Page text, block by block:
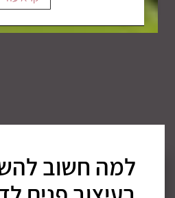
למה חשוב